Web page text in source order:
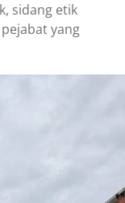
sidang etik
yang